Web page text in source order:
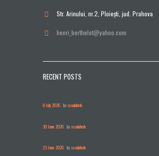
Str. Arinului, nr.2, Ploieşti, jud. Prahova
henri_berthelot@yahoo.com
RECENT POSTS
8 July 2026 by scoalahmb
30 June 2026 by scoalahmb
23 June 2026 by scoalahmb